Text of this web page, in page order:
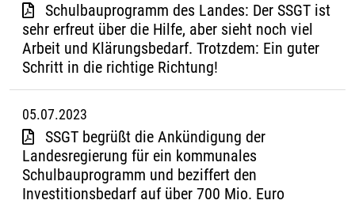
Schulbauprogramm des Landes: Der SSGT ist
sehr erfreut über die Hilfe, aber sieht noch viel
Arbeit und Klärungsbedarf. Trotzdem: Ein guter
Schritt in die richtige Richtung!
05.07.2023
SSGT begrüßt die Ankündigung der
Landesregierung für ein kommunales
Schulbauprogramm und beziffert den
Investitionsbedarf auf über 700 Mio. Euro